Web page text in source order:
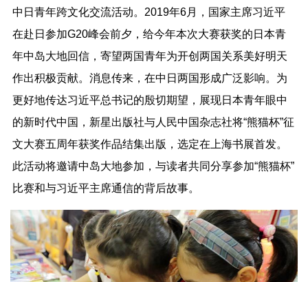
中日青年跨文化交流活动。2019年6月，国家主席习近平
在赴日参加G20峰会前夕，给今年本次大赛获奖的日本青
年中岛大地回信，寄望两国青年为开创两国关系美好明天
作出积极贡献。消息传来，在中日两国形成广泛影响。为
更好地传达习近平总书记的殷切期望，展现日本青年眼中
的新时代中国，新星出版社与人民中国杂志社将“熊猫杯”征
文大赛五周年获奖作品结集出版，选定在上海书展首发。
此活动将邀请中岛大地参加，与读者共同分享参加“熊猫杯”
比赛和与习近平主席通信的背后故事。